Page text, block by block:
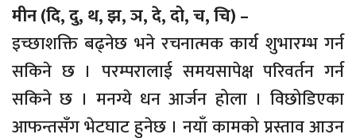
मीन (दि, दु, थ, झ, ञ, दे, दो, च, चि) –
इच्छाशक्ति बढ्नेछ भने रचनात्मक कार्य शुभारम्भ गर्न
सकिने छ । परम्परालाई समयसापेक्ष परिवर्तन गर्न
सकिने छ । मनग्ये धन आर्जन होला । विछोडिएका
आफन्तसँग भेटघाट हुनेछ । नयाँ कामको प्रस्ताव आउन